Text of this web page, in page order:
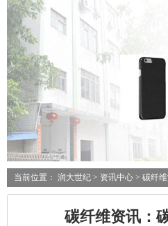
当前位置： 润大世纪 > 资讯中心 > 碳纤
碳纤维资讯：